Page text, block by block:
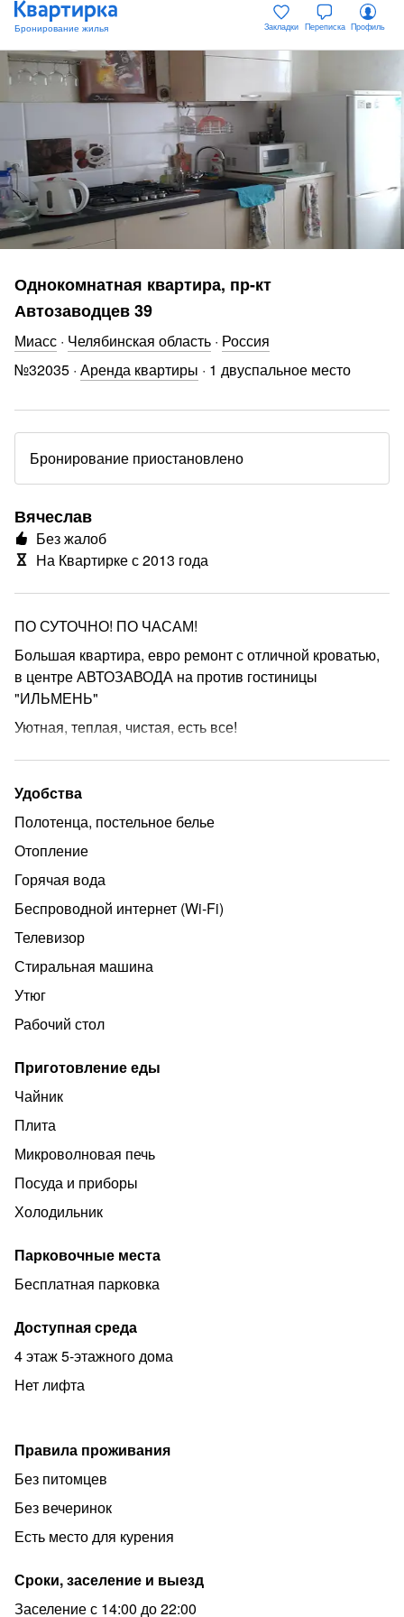
Закладки Переписка Профиль
Однокомнатная квартира, пр-кт
Автозаводцев 39
Миасс · Челябинская область · Россия
№32035 · Аренда квартиры · 1 двуспальное место
Бронирование приостановлено
Вячеслав
Без жалоб
На Квартирке с 2013 года
ПО СУТОЧНО! ПО ЧАСАМ!
Большая квартира, евро ремонт с отличной кроватью,
в центре АВТОЗАВОДА на против гостиницы
"ИЛЬМЕНЬ"
Уютная, теплая, чистая, есть все!
еще
Удобства
Полотенца, постельное белье
Отопление
Горячая вода
Беспроводной интернет (Wi‑Fi)
Телевизор
Стиральная машина
Утюг
Рабочий стол
Приготовление еды
Чайник
Плита
Микроволновая печь
Посуда и приборы
Холодильник
Парковочные места
Бесплатная парковка
Доступная среда
4 этаж 5-этажного дома
Нет лифта
Правила проживания
Без питомцев
Без вечеринок
Есть место для курения
Сроки, заселение и выезд
Заселение с 14:00 до 22:00